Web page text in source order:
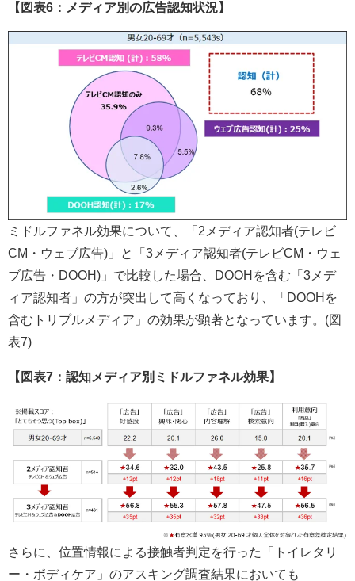
【図表6：メディア別の広告認知状況】
ミドルファネル効果について、「2メディア認知者(テレビ
CM・ウェブ広告)」と「3メディア認知者(テレビCM・ウェ
ブ広告・DOOH)」で比較した場合、DOOHを含む「3メデ
ィア認知者」の方が突出して高くなっており、「DOOHを
含むトリプルメディア」の効果が顕著となっています。(図
表7)
【図表7：認知メディア別ミドルファネル効果】
さらに、位置情報による接触者判定を行った「トイレタリ
ー・ボディケア」のアスキング調査結果においても